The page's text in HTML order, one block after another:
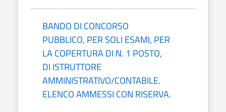
BANDO DI CONCORSO
PUBBLICO, PER SOLI ESAMI, PER
LA COPERTURA DI N. 1 POSTO,
DI ISTRUTTORE
AMMINISTRATIVO/CONTABILE.
ELENCO AMMESSI CON RISERVA.